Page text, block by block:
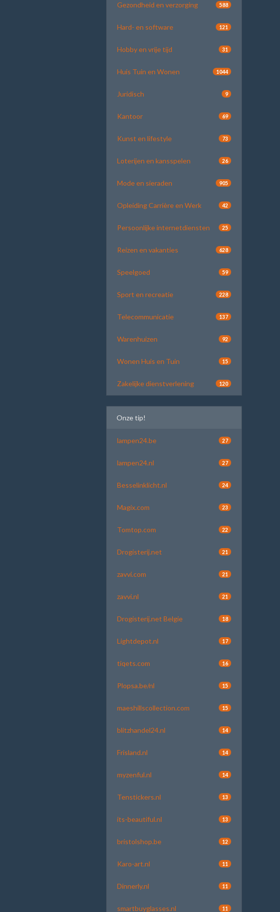
Gezondheid en verzorging 588
Hard- en software 121
Hobby en vrije tijd 31
Huis Tuin en Wonen 1044
Juridisch 9
Kantoor 69
Kunst en lifestyle 73
Loterijen en kansspelen 26
Mode en sieraden 905
Opleiding Carrière en Werk 42
Persoonlijke internetdiensten 25
Reizen en vakanties 628
Speelgoed 59
Sport en recreatie 228
Telecommunicatie 137
Warenhuizen 92
Wonen Huis en Tuin 15
Zakelijke dienstverlening 120
Onze tip!
lampen24.be 27
lampen24.nl 27
Besselinklicht.nl 24
Magix.com 23
Tomtop.com 22
Drogisterij.net 21
zavvi.com 21
zavvi.nl 21
Drogisterij.net Belgie 18
Lightdepot.nl 17
tiqets.com 16
Plopsa.be/nl 15
maeshillscollection.com 15
blitzhandel24.nl 14
Frisland.nl 14
myzenful.nl 14
Tenstickers.nl 13
its-beautiful.nl 13
bristolshop.be 12
Karo-art.nl 11
Dinnerly.nl 11
smartbuyglasses.nl 11